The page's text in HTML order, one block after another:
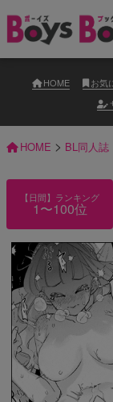
HOME お気
HOME > BL同人誌
【日間】ランキング
1〜100位